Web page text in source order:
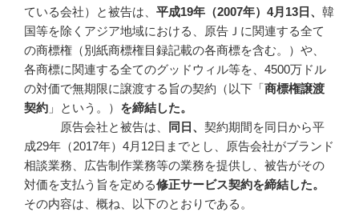
ている会社）と被告は、 平成19年（2007年）4月13 日、 韓
国等を除くアジア地域における、原告Ｊに関連する全て
の商標権（別紙商標権目録記載の各商標を含む。）や、
各商標に関連する全てのグッドウィル等を、4500万ドル
の対価で無期限に譲渡する旨の契約（以下「商標権譲渡
契約 」という。） を締結した。
原告会社と被告は、
同日、 契約期間を同日から平
成29年（2017年）4月12日までとし、原告会社がブランド
相談業務、広告制作業務等の業務を提供し、被告がその
対価を支払う旨を定める修正サービス契約を締結した。
その内容は、概ね、以下のとおりである。